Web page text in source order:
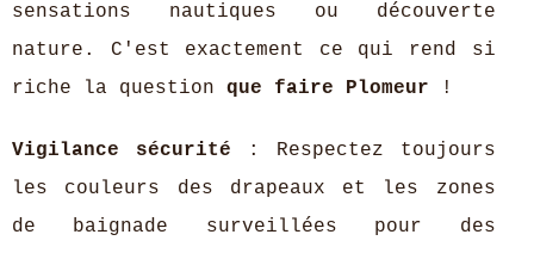
sensations nautiques ou découverte
nature. C'est exactement ce qui rend si
riche la question que faire Plomeur !
Vigilance sécurité : Respectez toujours
les couleurs des drapeaux et les zones
de baignade surveillées pour des